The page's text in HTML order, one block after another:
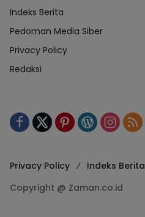
Indeks Berita
Pedoman Media Siber
Privacy Policy
Redaksi
Privacy Policy Indeks Berita
Copyright @ Zaman.co.id